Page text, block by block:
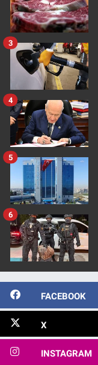
3
4
5
6
FACEBOOK
X
INSTAGRAM